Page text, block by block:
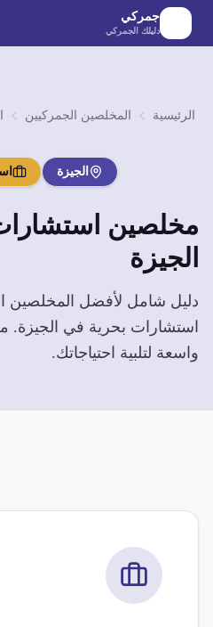
الانتقال إلى المحتوى الرئيسي
جمركي
دليلك الجمركي
الرئيسية المخلصين الجمركيين
الجيزة
مخلصين
الجيزة
دليل شامل لأفضل المخلصين
استشارات بحرية في الجيزة.
واسعة لتلبية احتياجاتك.